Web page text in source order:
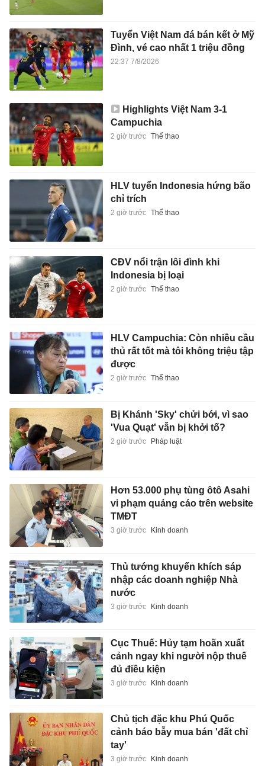
Tuyển Việt Nam đá bán kết ở Mỹ
Đình, vé cao nhất 1 triệu đồng
22:37 7/8/2026
Highlights Việt Nam 3-1
Campuchia
2 giờ trước Thể thao
HLV tuyển Indonesia hứng bão
chỉ trích
2 giờ trước Thể thao
CĐV nổi trận lôi đình khi
Indonesia bị loại
2 giờ trước Thể thao
HLV Campuchia: Còn nhiều cầu
thủ rất tốt mà tôi không triệu tập
được
2 giờ trước Thể thao
Bị Khánh 'Sky' chửi bới, vì sao
'Vua Quạt' vẫn bị khởi tố?
2 giờ trước Pháp luật
Hơn 53.000 phụ tùng ôtô Asahi
vi phạm quảng cáo trên website
TMĐT
3 giờ trước Kinh doanh
Thủ tướng khuyến khích sáp
nhập các doanh nghiệp Nhà
nước
3 giờ trước Kinh doanh
Cục Thuế: Hủy tạm hoãn xuất
cảnh ngay khi người nộp thuế
đủ điều kiện
3 giờ trước Kinh doanh
Chủ tịch đặc khu Phú Quốc
cảnh báo bẫy mua bán 'đất chỉ
tay'
3 giờ trước Kinh doanh